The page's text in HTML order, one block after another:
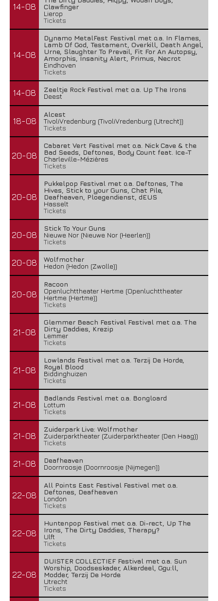
14-08
Clawfinger
Lierop
Tickets
14-08
Dynamo MetalFest Festival met o.a. In Flames,
Lamb Of God, Testament, Overkill, Death Angel,
Urne, Slaughter To Prevail, Fit For An Autopsy,
Amorphis, Insanity Alert, Primus, Necrot
Eindhoven
Tickets
14-08
Zeeltje Rock Festival met o.a. Up The Irons
Deest
18-08
Alcest
TivoliVredenburg (TivoliVredenburg (Utrecht))
Tickets
20-08
Cabaret Vert Festival met o.a. Nick Cave & the
Bad Seeds, Deftones, Body Count feat. Ice-T
Charleville-Mézières
Tickets
20-08
Pukkelpop Festival met o.a. Deftones, The
Hives, Stick to your Guns, Chat Pile,
Deafheaven, Ploegendienst, dEUS
Hasselt
Tickets
20-08
Stick To Your Guns
Nieuwe Nor (Nieuwe Nor (Heerlen))
Tickets
20-08
Wolfmother
Hedon (Hedon (Zwolle))
20-08
Racoon
Openluchttheater Hertme (Openluchttheater
Hertme (Hertme))
Tickets
21-08
Glemmer Beach Festival Festival met o.a. The
Dirty Daddies, Krezip
Lemmer
Tickets
21-08
Lowlands Festival met o.a. Terzij De Horde,
Royal Blood
Biddinghuizen
Tickets
21-08
Badlands Festival met o.a. Bongloard
Lottum
Tickets
21-08
Zuiderpark Live: Wolfmother
Zuiderparktheater (Zuiderparktheater (Den Haag))
Tickets
21-08
Deafheaven
Doornroosje (Doornroosje (Nijmegen))
22-08
All Points East Festival Festival met o.a.
Deftones, Deafheaven
London
Tickets
22-08
Huntenpop Festival met o.a. Di-rect, Up The
Irons, The Dirty Daddies, Therapy?
Ulft
Tickets
22-08
DUISTER COLLECTIEF Festival met o.a. Sun
Worship, Doodseskader, Alkerdeel, Ggu:ll,
Modder, Terzij De Horde
Utrecht
Tickets